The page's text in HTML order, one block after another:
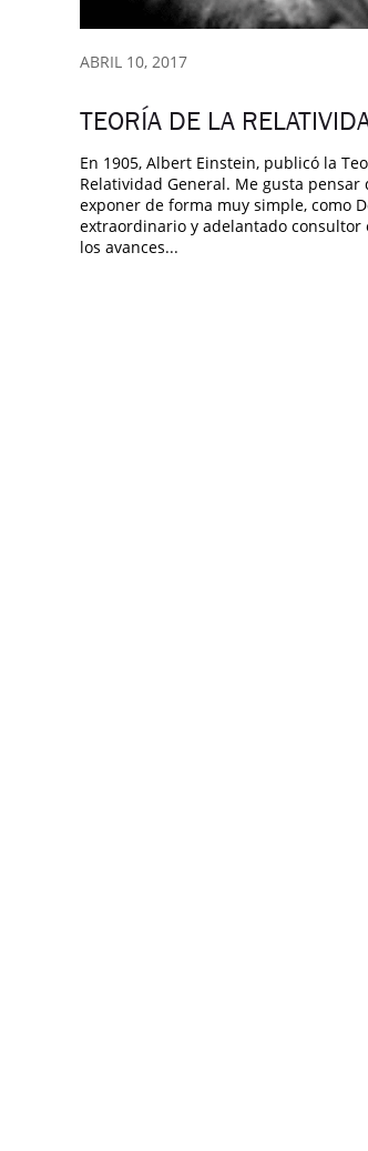
ABRIL 10, 2017
TEORÍA DE LA
En 1905, Albert Einstein, publicó la
Relatividad General. Me gusta
exponer de forma muy simple, como
extraordinario y adelantado consultor
los avances...